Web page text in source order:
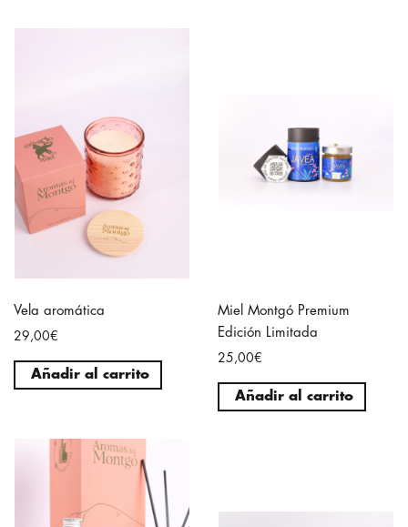
Vela aromática
29,00€
Añadir al carrito
Miel Montgó Premium
Edición Limitada
25,00€
Añadir al carrito